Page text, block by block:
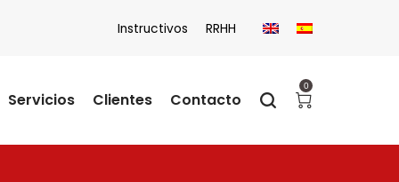
Instructivos RRHH
Servicios Clientes Contacto
0